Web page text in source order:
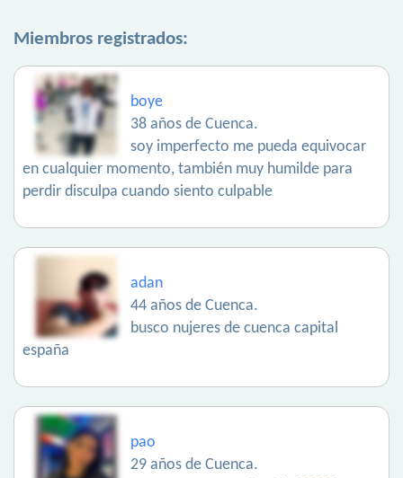
Miembros registrados:
boye
38 años de Cuenca.
soy imperfecto me pueda equivocar
en cualquier momento, también muy humilde para
perdir disculpa cuando siento culpable
adan
44 años de Cuenca.
busco nujeres de cuenca capital
españa
pao
29 años de Cuenca.